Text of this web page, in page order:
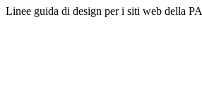
Linee guida di design per i siti web della PA